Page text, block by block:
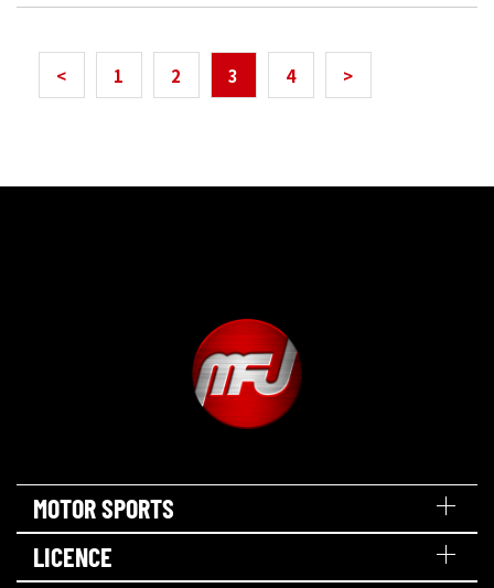
< 1 2 3 4 >
MOTOR SPORTS
LICENCE